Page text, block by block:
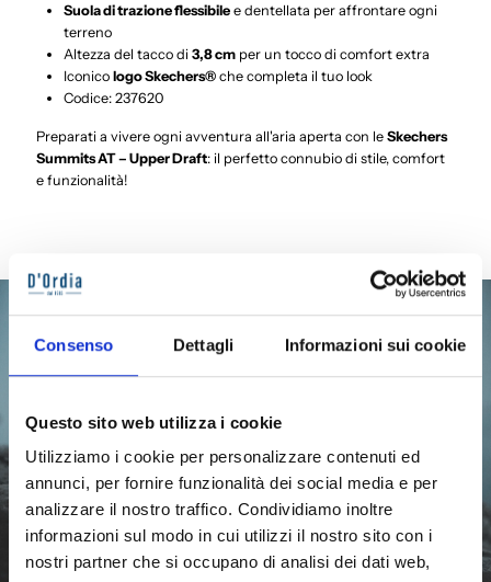
Consenso Dettagli Informazioni sui cookie
Questo sito web utilizza i cookie
Utilizziamo i cookie per personalizzare contenuti ed
annunci, per fornire funzionalità dei social media e per
analizzare il nostro traffico. Condividiamo inoltre
informazioni sul modo in cui utilizzi il nostro sito con i
nostri partner che si occupano di analisi dei dati web,
Suola di trazione flessibile e dentellata per affrontare ogni
terreno
Altezza del tacco di3,8 cm per un tocco di comfort extra
Iconicologo Skechers® che completa il tuo look
Codice: 237620
Preparati a vivere ogni avventura all'aria aperta con leSkechers
Summits AT – Upper Draft: il perfetto connubio di stile, comfort
e funzionalità!
Chi ci sceglie poi ci ama
Per noi di Dordia.it le opinioni dei nostri clientisono fondamentali